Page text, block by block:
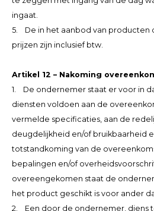
ingaat.
5. De in het aanbod van producten
prijzen zijn inclusief btw.
Artikel 12 – Nakoming
1. De ondernemer staat er voor in
diensten voldoen aan de
vermelde specificaties, aan de
deugdelijkheid en/of bruikbaarheid
totstandkoming van de
bepalingen en/of
overeengekomen staat de
het product geschikt is voor ander
2. Een door de ondernemer, diens